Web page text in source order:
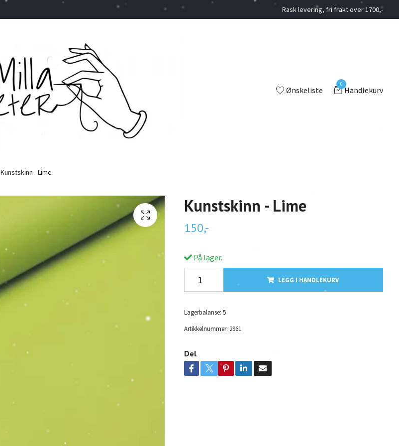
Rask levering, fri frakt over 1700,-
Ønskeliste
0
Handlekurv
Kunstskinn - Lime
Kunstskinn - Lime
150,-
På lager.
LEGG I HANDLEKURV
Lagerbalanse: 5
Artikkelnummer: 2961
Del